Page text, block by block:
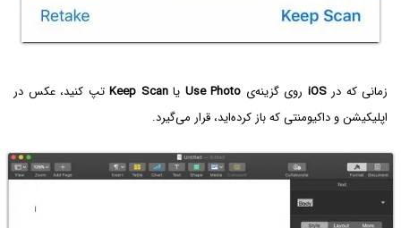
زمانی که در‌iOS‌ روی گزینه‌ی Use Photo‌ یاKeep Scan‌ تپ کنید، عکس در
اپلیکیشن و داکیومنتی که باز کرده‌اید، قرار می‌گیرد.